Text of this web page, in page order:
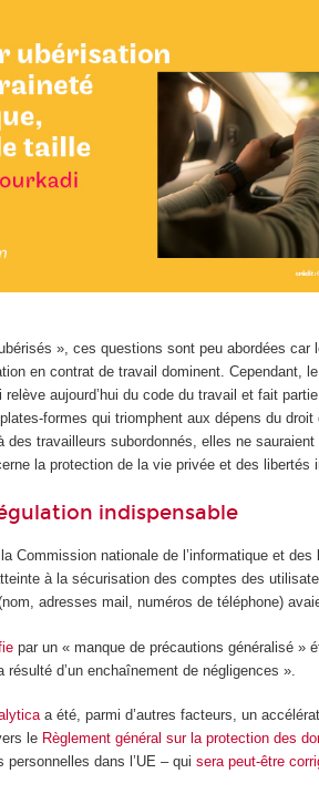
», ces questions sont peu abordées car
en contrat de travail dominent. Cependant,
aujourd’hui du code du travail et fait
formes qui triomphent aux dépens du
des travailleurs subordonnés, elles ne
la protection de la vie privée et des libertés
indispensable
Commission nationale de l’informatique et
à la sécurisation des comptes des
adresses mail, numéros de téléphone)
par un « manque de précautions généralisé »
d’un enchaînement de négligences ».
a été, parmi d’autres facteurs, un
le Règlement général sur la protection des
personnelles dans l’UE – quisera peut-être